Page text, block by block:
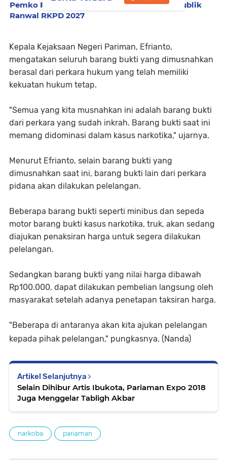
Pemko Pariaman Gelar Forum Konsultasi Publik
Ranwal RKPD 2027
Kepala Kejaksaan Negeri Pariman, Efrianto,
mengatakan seluruh barang bukti yang dimusnahkan
berasal dari perkara hukum yang telah memiliki
kekuatan hukum tetap.
"Semua yang kita musnahkan ini adalah barang bukti
dari perkara yang sudah inkrah. Barang bukti saat ini
memang didominasi dalam kasus narkotika," ujarnya.
Menurut Efrianto, selain barang bukti yang
dimusnahkan saat ini, barang bukti lain dari perkara
pidana akan dilakukan pelelangan.
Beberapa barang bukti seperti minibus dan sepeda
motor barang bukti kasus narkotika, truk, akan sedang
diajukan penaksiran harga untuk segera dilakukan
pelelangan.
Sedangkan barang bukti yang nilai harga dibawah
Rp100.000, dapat dilakukan pembelian langsung oleh
masyarakat setelah adanya penetapan taksiran harga.
"Beberapa di antaranya akan kita ajukan pelelangan
kepada pihak pelelangan," pungkasnya. (Nanda)
Artikel Selanjutnya
Selain Dihibur Artis Ibukota, Pariaman Expo 2018
Juga Menggelar Tabligh Akbar
narkoba pariaman